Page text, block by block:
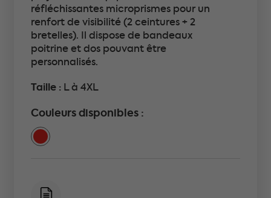
réfléchissantes microprismes pour un
renfort de visibilité (2 ceintures + 2
bretelles). Il dispose de bandeaux
poitrine et dos pouvant être
personnalisés.
Taille : L à 4XL
Couleurs disponibles :